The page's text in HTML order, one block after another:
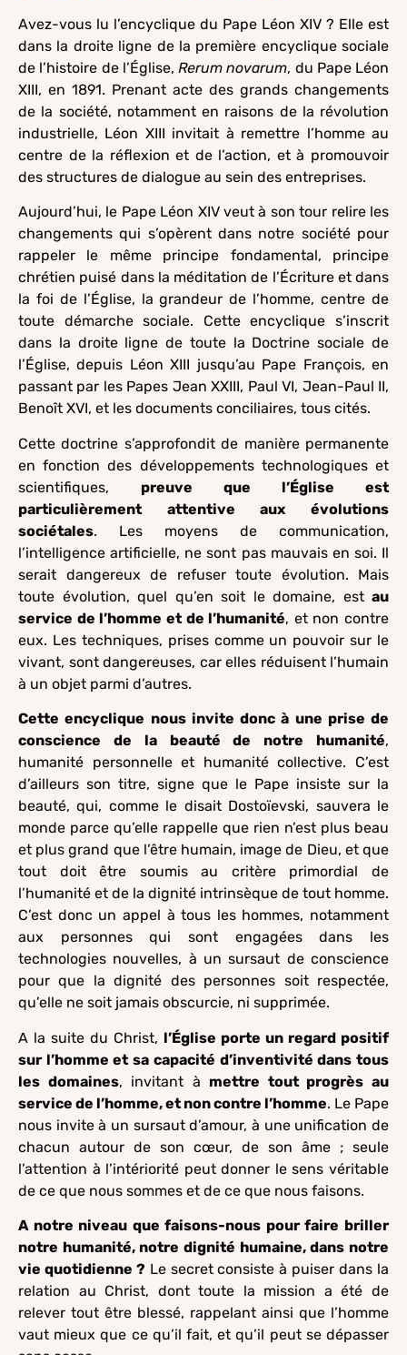
Avez-vous lu l’encyclique du Pape Léon XIV ? Elle est
dans la droite ligne de la première encyclique sociale
de l’histoire de l’Église, Rerum novarum, du Pape Léon
XIII, en 1891. Prenant acte des grands changements
de la société, notamment en raisons de la révolution
industrielle, Léon XIII invitait à remettre l’homme au
centre de la réflexion et de l’action, et à promouvoir
des structures de dialogue au sein des entreprises.
Aujourd’hui, le Pape Léon XIV veut à son tour relire les
changements qui s’opèrent dans notre société pour
rappeler le même principe fondamental, principe
chrétien puisé dans la méditation de l’Écriture et dans
la foi de l’Église, la grandeur de l’homme, centre de
toute démarche sociale. Cette encyclique s’inscrit
dans la droite ligne de toute la Doctrine sociale de
l’Église, depuis Léon XIII jusqu’au Pape François, en
passant par les Papes Jean XXIII, Paul VI, Jean-Paul II,
Benoît XVI, et les documents conciliaires, tous cités.
Cette doctrine s’approfondit de manière permanente
en fonction des développements technologiques et
scientifiques, preuve que l’Église est
particulièrement attentive aux évolutions
sociétales. Les moyens de communication,
l’intelligence artificielle, ne sont pas mauvais en soi. Il
serait dangereux de refuser toute évolution. Mais
toute évolution, quel qu’en soit le domaine, est au
service de l’homme et de l’humanité, et non contre
eux. Les techniques, prises comme un pouvoir sur le
vivant, sont dangereuses, car elles réduisent l’humain
à un objet parmi d’autres.
Cette encyclique nous invite donc à une prise de
conscience de la beauté de notre humanité,
humanité personnelle et humanité collective. C’est
d’ailleurs son titre, signe que le Pape insiste sur la
beauté, qui, comme le disait Dostoïevski, sauvera le
monde parce qu’elle rappelle que rien n’est plus beau
et plus grand que l’être humain, image de Dieu, et que
tout doit être soumis au critère primordial de
l’humanité et de la dignité intrinsèque de tout homme.
C’est donc un appel à tous les hommes, notamment
aux personnes qui sont engagées dans les
technologies nouvelles, à un sursaut de conscience
pour que la dignité des personnes soit respectée,
qu’elle ne soit jamais obscurcie, ni supprimée.
A la suite du Christ, l’Église porte un regard positif
sur l’homme et sa capacité d’inventivité dans tous
les domaines, invitant à mettre tout progrès au
service de l’homme, et non contre l’homme. Le Pape
nous invite à un sursaut d’amour, à une unification de
chacun autour de son cœur, de son âme ; seule
l’attention à l’intériorité peut donner le sens véritable
de ce que nous sommes et de ce que nous faisons.
A notre niveau que faisons-nous pour faire briller
notre humanité, notre dignité humaine, dans notre
vie quotidienne ? Le secret consiste à puiser dans la
relation au Christ, dont toute la mission a été de
relever tout être blessé, rappelant ainsi que l’homme
vaut mieux que ce qu’il fait, et qu’il peut se dépasser